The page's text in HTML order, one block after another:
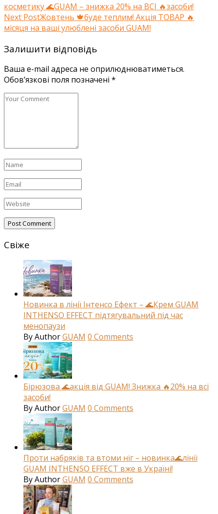
косметику 🌊GUAM – знижка 20% на ВСІ 🔥засоби!
Next PostЖовтень 🍁буде теплим! Акція ТОВАР 🔥
місяця на ваші улюблені засоби GUAM!
Залишити відповідь
Ваша e-mail адреса не оприлюднюватиметься.
Обов’язкові поля позначені *
Свіже
Новинка в лінії Інтенсо Ефект – 🌊Крем GUAM
INTHENSO EFFECT підтягувальний під час
менопаузи
ByAuthorGUAM 0 Comments
Бірюзова 🌊акція від GUAM! Знижка 🔥20% на всі
засоби!
ByAuthorGUAM 0 Comments
Проти набряків та втоми ніг – новинка🌊лінії
GUAM INTHENSO EFFECT вже в Україні!
ByAuthorGUAM 0 Comments